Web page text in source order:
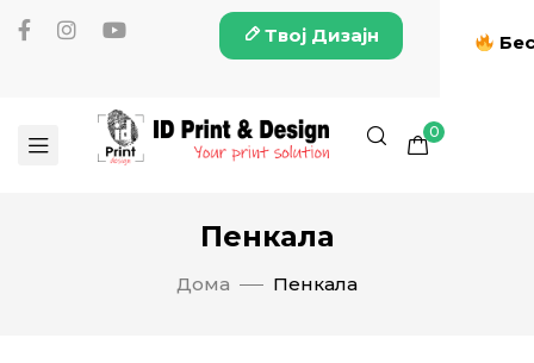
Твој Дизајн
0
Пенкала
Дома Пенкала